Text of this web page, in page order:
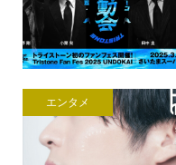
エンタメ